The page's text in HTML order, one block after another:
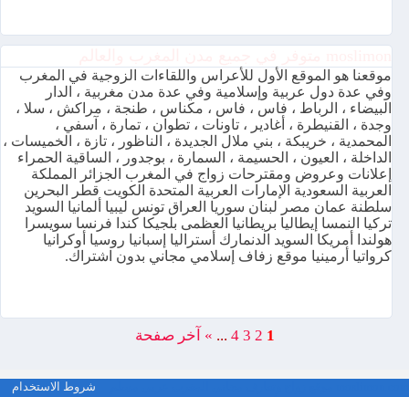
موقعنا هو الموقع الأول للأعراس واللقاءات الزوجية في المغرب
وفي عدة دول عربية وإسلامية وفي عدة مدن مغربية ، الدار
البيضاء ، الرباط ، فاس ، فاس ، مكناس ، طنجة ، مراكش ، سلا ،
وجدة ، القنيطرة ، أغادير ، تاونات ، تطوان ، تمارة ، آسفي ،
المحمدية ، خريبكة ، بني ملال الجديدة ، الناظور ، تازة ، الخميسات ،
الداخلة ، العيون ، الحسيمة ، السمارة ، بوجدور ، الساقية الحمراء
إعلانات وعروض ومقترحات زواج في المغرب الجزائر المملكة
العربية السعودية الإمارات العربية المتحدة الكويت قطر البحرين
سلطنة عمان مصر لبنان سوريا العراق تونس ليبيا ألمانيا السويد
تركيا النمسا إيطاليا بريطانيا العظمى بلجيكا كندا فرنسا سويسرا
هولندا أمريكا السويد الدنمارك أستراليا إسبانيا روسيا أوكرانيا
كرواتيا أرمينيا موقع زفاف إسلامي مجاني بدون اشتراك.
1
2
3
4
...
» آخر صفحة
شروط الاستخدام